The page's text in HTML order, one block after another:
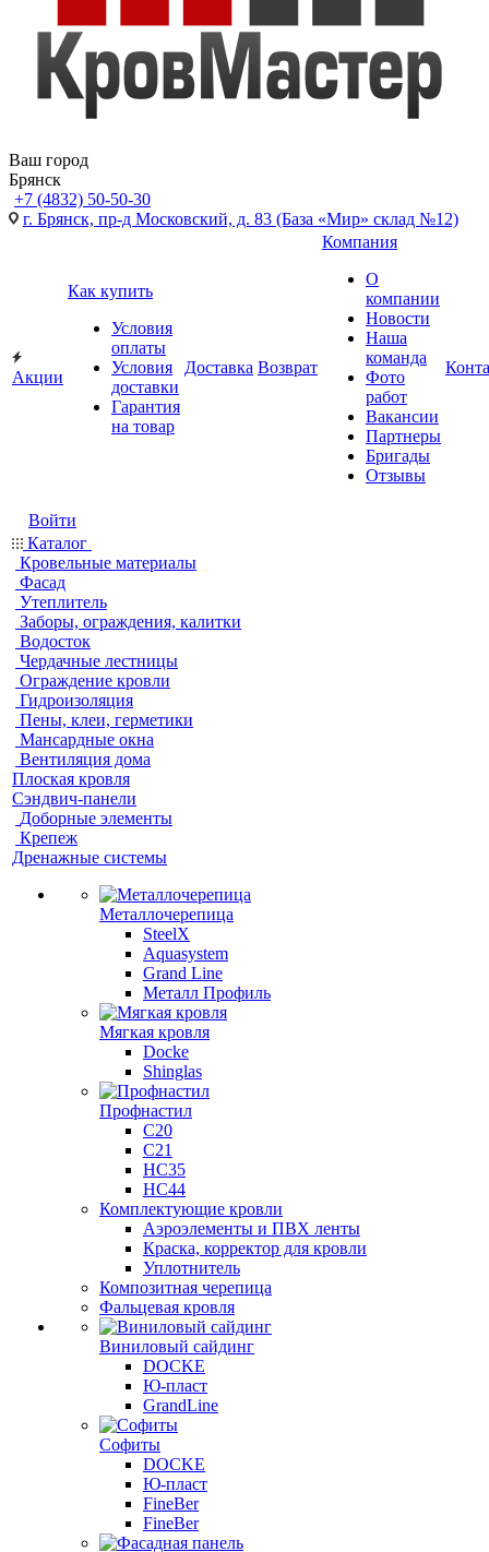
Ваш город
Брянск
+7 (4832) 50-50-30
г. Брянск, пр-д Московский, д. 83 (База «Мир» склад №12)
Акции
Как купить
Условия
оплаты
Условия
доставки
Гарантия
на товар
Доставка Возврат
Компания
О
компании
Новости
Наша
команда
Фото
работ
Вакансии
Партнеры
Бригады
Отзывы
Войти
Каталог
Кровельные материалы
Фасад
Утеплитель
Заборы, ограждения, калитки
Водосток
Чердачные лестницы
Ограждение кровли
Гидроизоляция
Пены, клеи, герметики
Мансардные окна
Вентиляция дома
Плоская кровля
Сэндвич-панели
Доборные элементы
Крепеж
Дренажные системы
Металлочерепица
SteelX
Aquasystem
Grand Line
Металл Профиль
Мягкая кровля
Docke
Shinglas
Профнастил
C20
C21
НС35
НС44
Комплектующие кровли
Аэроэлементы и ПВХ ленты
Краска, корректор для кровли
Уплотнитель
Композитная черепица
Фальцевая кровля
Виниловый сайдинг
DOCKE
Ю-пласт
GrandLine
Софиты
DOCKE
Ю-пласт
FineBer
FineBer